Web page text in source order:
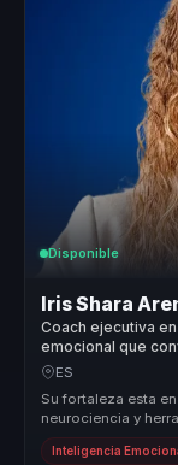
Disponible
Iris Shara
Coach ejecutiva
emocional que
líderes y equipos.
ES
Su fortaleza esta
neurociencia y
liderazgo en
Inteligencia